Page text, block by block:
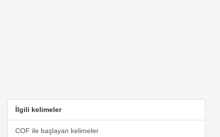
İlgili kelimeler
COF ile başlayan kelimeler